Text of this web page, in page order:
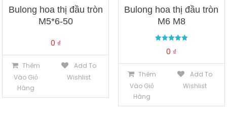
Bulong hoa thị đầu tròn
M5*6-50
0 ₫
Thêm
Vào Giỏ
Hàng
Add To
Wishlist
Bulong hoa thị đầu tròn
M6 M8
hạng
5 sao
0 ₫
Thêm
Vào Giỏ
Hàng
Add To
Wishlist